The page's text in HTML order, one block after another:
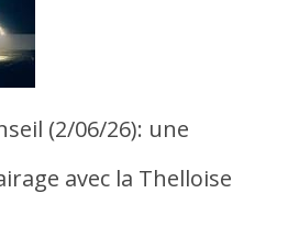
(2/06/26): une
avec la Thelloise